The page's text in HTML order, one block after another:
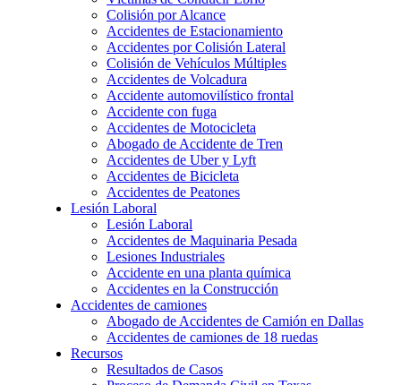
Colisión por Alcance
Accidentes de Estacionamiento
Accidentes por Colisión Lateral
Colisión de Vehículos Múltiples
Accidentes de Volcadura
Accidente automovilístico frontal
Accidente con fuga
Accidentes de Motocicleta
Abogado de Accidente de Tren
Accidentes de Uber y Lyft
Accidentes de Bicicleta
Accidentes de Peatones
Lesión Laboral
Lesión Laboral
Accidentes de Maquinaria Pesada
Lesiones Industriales
Accidente en una planta química
Accidentes en la Construcción
Accidentes de camiones
Abogado de Accidentes de Camión en Dallas
Accidentes de camiones de 18 ruedas
Recursos
Resultados de Casos